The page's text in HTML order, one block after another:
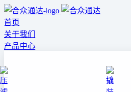
首页
关于我们
产品中心